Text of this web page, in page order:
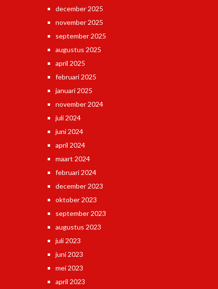
december 2025
november 2025
september 2025
augustus 2025
april 2025
februari 2025
januari 2025
november 2024
juli 2024
juni 2024
april 2024
maart 2024
februari 2024
december 2023
oktober 2023
september 2023
augustus 2023
juli 2023
juni 2023
mei 2023
april 2023